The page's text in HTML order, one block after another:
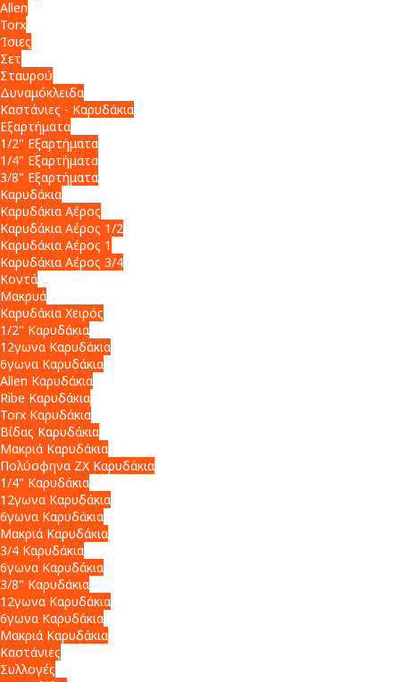
Allen
Torx
Ίσιες
Σετ
Σταυρού
Δυναμόκλειδα
Καστάνιες - Καρυδάκια
Εξαρτήματα
1/2" Εξαρτήματα
1/4" Εξαρτήματα
3/8" Εξαρτήματα
Καρυδάκια
Καρυδάκια Αέρος
Καρυδάκια Αέρος 1/2
Καρυδάκια Αέρος 1
Καρυδάκια Αέρος 3/4
Κοντά
Μακρυά
Καρυδάκια Χειρός
1/2" Καρυδάκια
12γωνα Καρυδάκια
6γωνα Καρυδάκια
Allen Καρυδάκια
Ribe Καρυδάκια
Torx Καρυδάκια
Βίδας Καρυδάκια
Μακριά Καρυδάκια
Πολύσφηνα ZX Καρυδάκια
1/4" Καρυδάκια
12γωνα Καρυδάκια
6γωνα Καρυδάκια
Μακριά Καρυδάκια
3/4 Καρυδάκια
6γωνα Καρυδάκια
3/8" Καρυδάκια
12γωνα Καρυδάκια
6γωνα Καρυδάκια
Μακριά Καρυδάκια
Καστάνιες
Συλλογές